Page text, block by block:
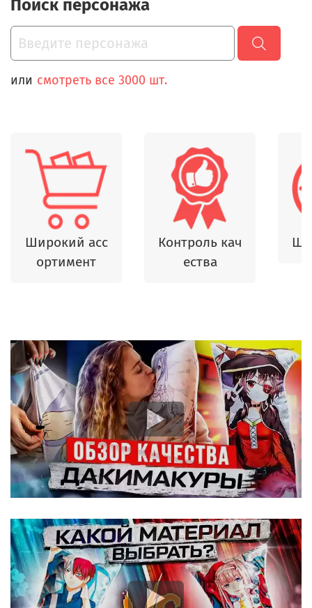
Поиск персонажа
или смотреть все 3000 шт.
Широкий асс
ортимент
Контроль кач
ества